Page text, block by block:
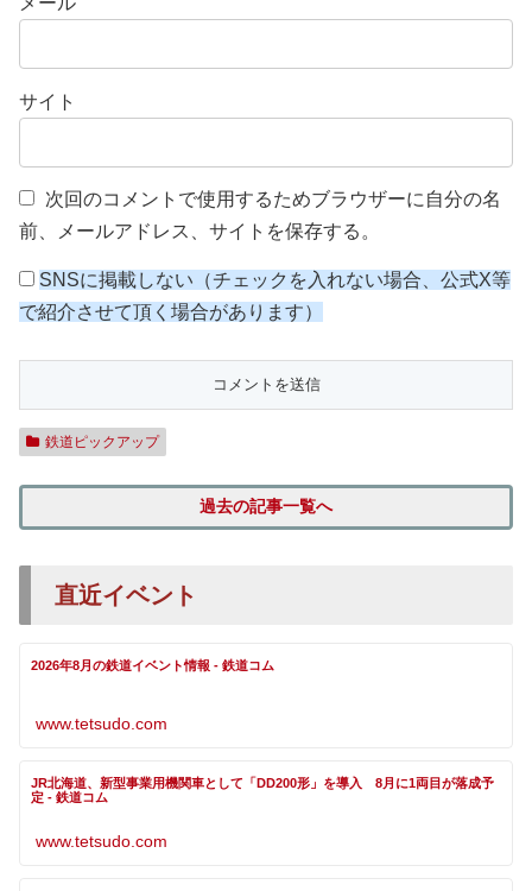
サイト
次回のコメントで使用するためブラウザーに自分の名
前、メールアドレス、サイトを保存する。
SNSに掲載しない（チェックを入れない場合、公式X等
で紹介させて頂く場合があります）
鉄道ピックアップ
過去の記事一覧へ
直近イベント
2026年8月の鉄道イベント情報 - 鉄道コム
www.tetsudo.com
JR北海道、新型事業用機関車として「DD200形」を導入 8月に1両目が落成予
定 - 鉄道コム
www.tetsudo.com